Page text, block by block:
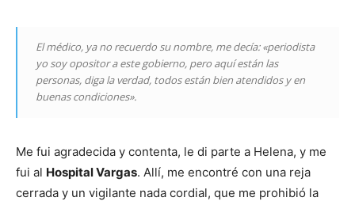
El médico, ya no recuerdo su nombre, me decía: «periodista
yo soy opositor a este gobierno, pero aquí están las
personas, diga la verdad, todos están bien atendidos y en
buenas condiciones».
Me fui agradecida y contenta, le di parte a Helena, y me
fui al Hospital Vargas. Allí, me encontré con una reja
cerrada y un vigilante nada cordial, que me prohibió la